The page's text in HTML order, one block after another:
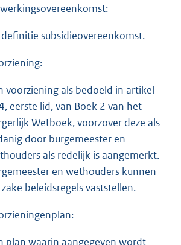
definitie subsidieovereenkomst.
voorziening als bedoeld in artikel
eerste lid, van Boek 2 van het
Wetboek, voorzover deze als
door burgemeester en
als redelijk is aangemerkt.
en wethouders kunnen
beleidsregels vaststellen.
plan waarin aangegeven wordt